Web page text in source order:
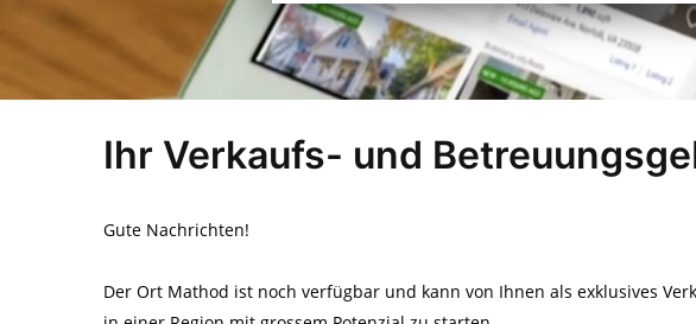
Ihr Verkaufs- und
Gute Nachrichten!
Der Ort Mathod ist noch verfügbar und kann von Ihnen als exklusives